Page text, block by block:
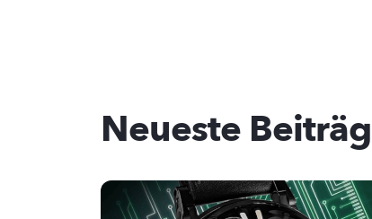
Neueste